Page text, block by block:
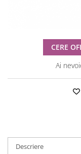
CERE
Ai
Descriere